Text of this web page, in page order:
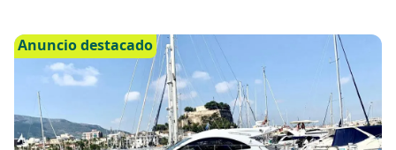
Anuncio destacado